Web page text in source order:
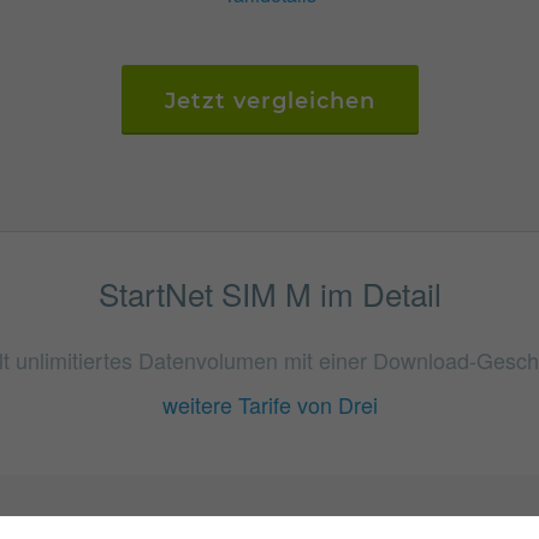
Jetzt vergleichen
StartNet SIM M im Detail
unlimitiertes Datenvolumen mit einer Download-
weitere Tarife von Drei